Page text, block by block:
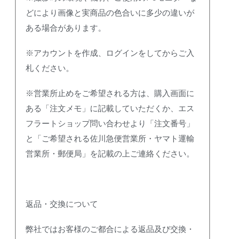
どにより画像と実商品の色合いに多少の違いが
ある場合があります。
※アカウントを作成、ログインをしてからご入
札ください。
※営業所止めをご希望される方は、購入画面に
ある「注文メモ」に記載していただくか、エス
フラートショップ問い合わせより「注文番号」
と「ご希望される佐川急便営業所・ヤマト運輸
営業所・郵便局」を記載の上ご連絡ください。
返品・交換について
弊社ではお客様のご都合による返品及び交換・